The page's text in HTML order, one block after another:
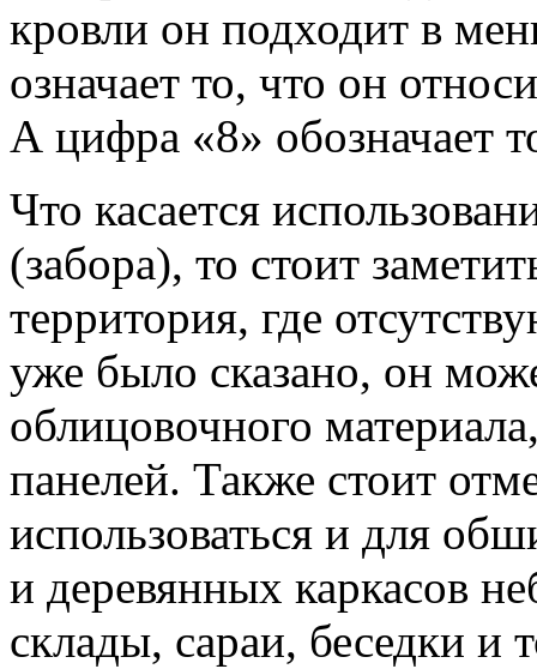
кровли он подходит в
означает то, что он
А цифра «8» обозначает
Что касается
(забора), то стоит
территория, где
уже было сказано, он
облицовочного
панелей. Также стоит
использоваться и для
и деревянных каркасов
склады, сараи, беседки и